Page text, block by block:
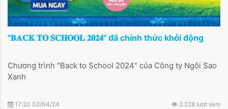
"𝐁𝐀𝐂𝐊 𝐓𝐎 𝐒𝐂𝐇𝐎𝐎𝐋 𝟐𝟎𝟐𝟒" đã chính thức khởi động
Chương trình "Back to School 2024" của Công ty Ngôi Sao
Xanh
17:20 02/04/24 2.228 lượt xem